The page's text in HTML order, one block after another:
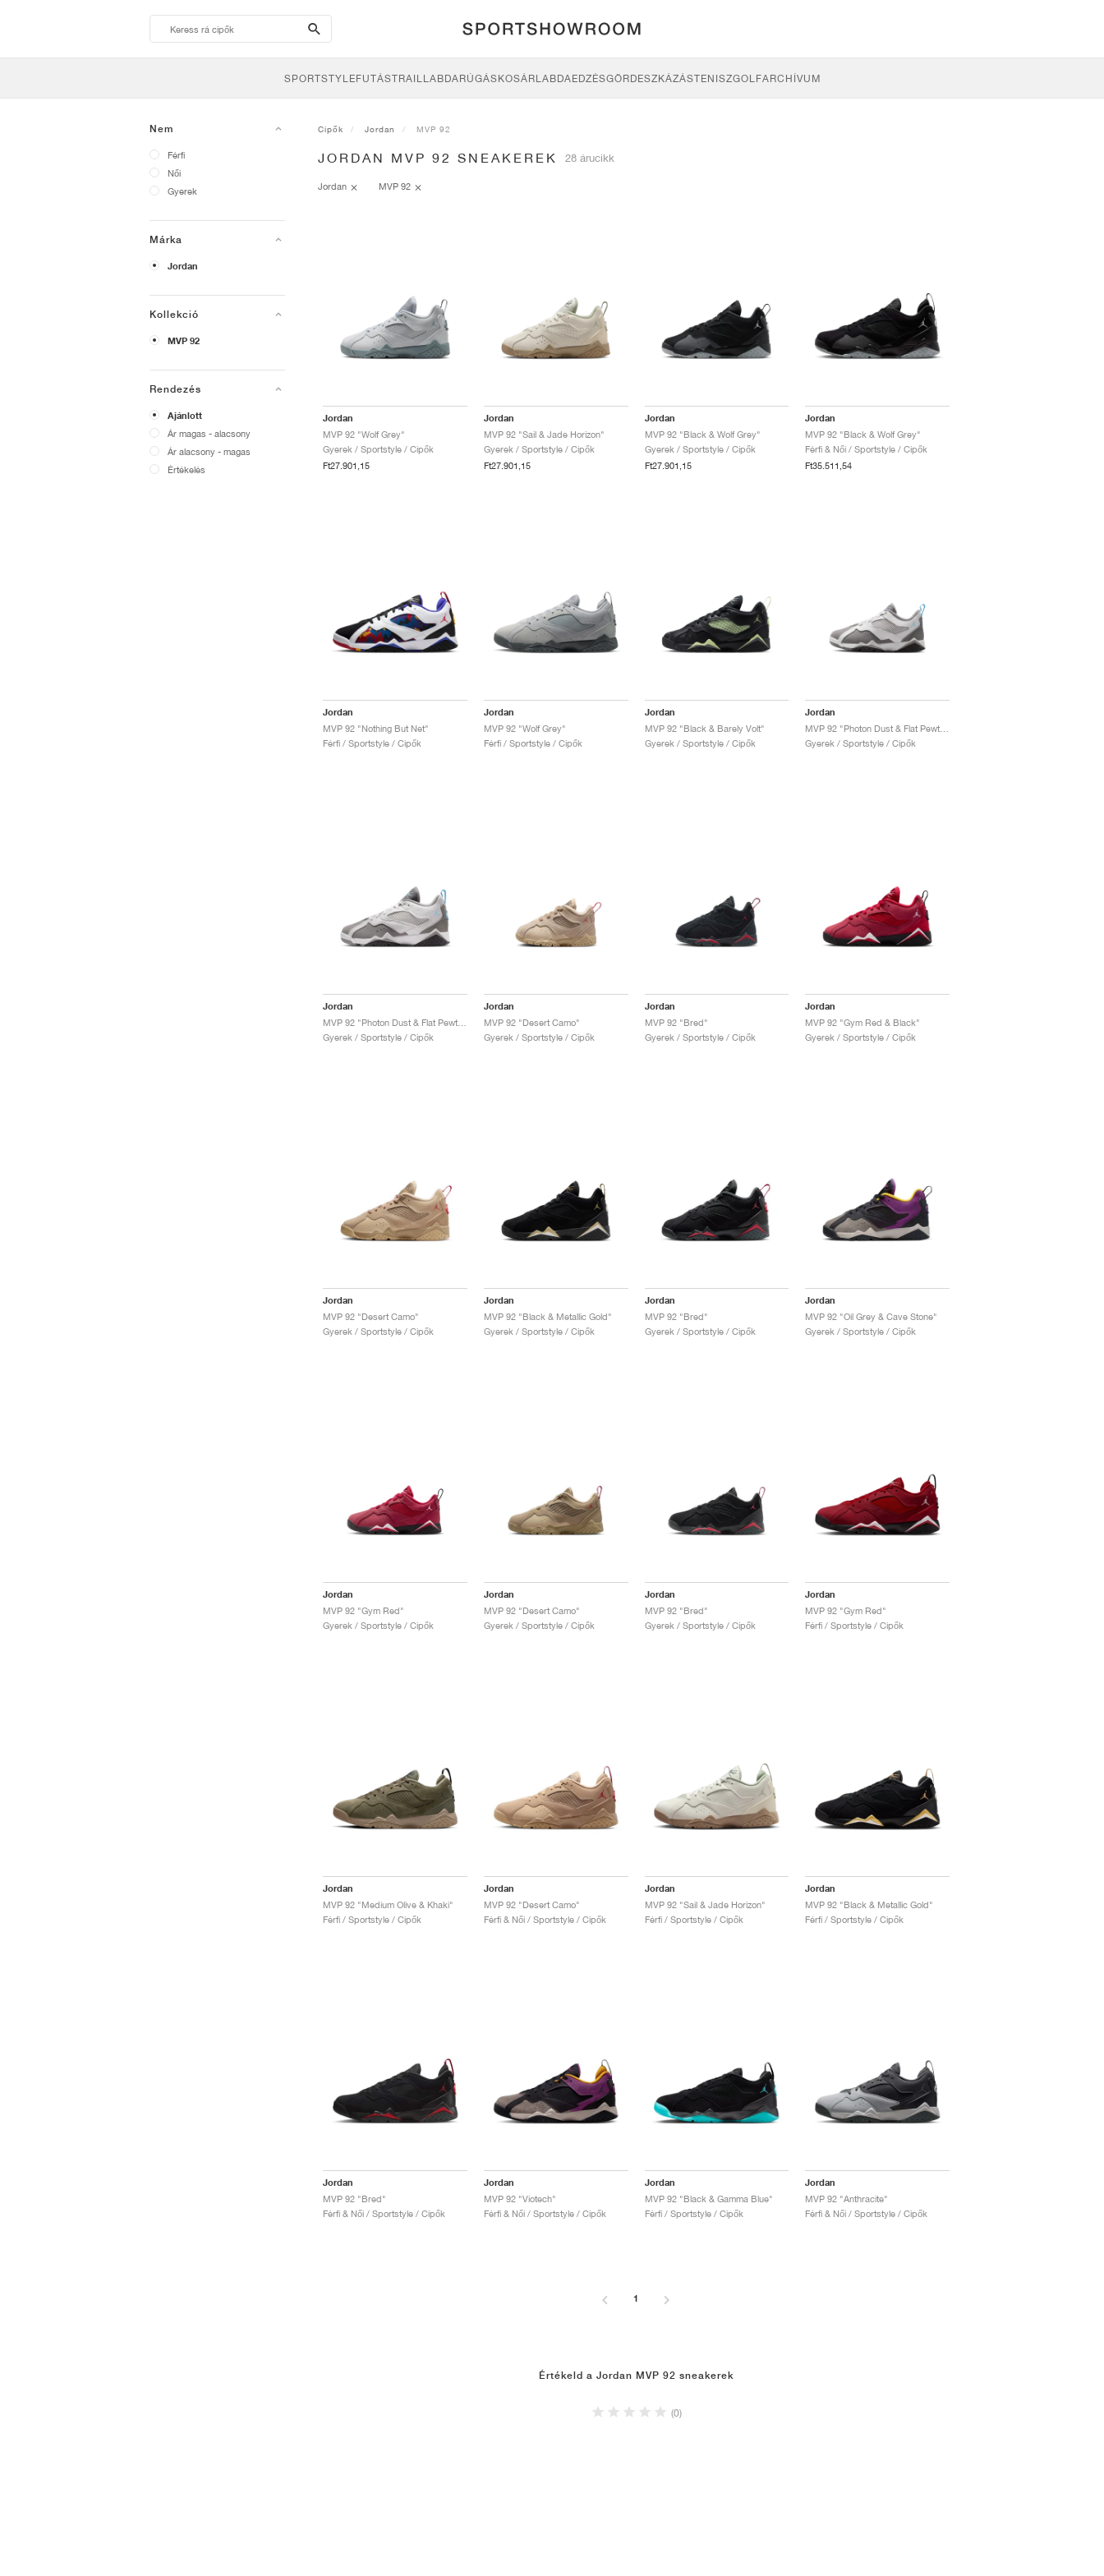
search-
btn
SPORTSTYLEFUTÁSTRAILLABDARÚGÁSKOSÁRLABDAEDZÉSGÖRDESZKÁZÁSTENISZGOLFARCHÍVUM
Nem
Férfi
Női
Gyerek
Márka
Jordan
Kollekció
MVP 92
Rendezés
Ajánlott
Ár magas - alacsony
Ár alacsony - magas
Értékelés
Cipők Jordan MVP 92
JORDAN MVP 92 SNEAKEREK 28 árucikk
Jordan MVP 92
Jordan
MVP 92 "Wolf Grey"
Gyerek / Sportstyle / Cipők
Ft27.901,15
Jordan
MVP 92 "Sail & Jade Horizon"
Gyerek / Sportstyle / Cipők
Ft27.901,15
Jordan
MVP 92 "Black & Wolf Grey"
Gyerek / Sportstyle / Cipők
Ft27.901,15
Jordan
MVP 92 "Black & Wolf Grey"
Férfi & Női / Sportstyle / Cipők
Ft35.511,54
Jordan
MVP 92 "Nothing But Net"
Férfi / Sportstyle / Cipők
Jordan
MVP 92 "Wolf Grey"
Férfi / Sportstyle / Cipők
Jordan
MVP 92 "Black & Barely Volt"
Gyerek / Sportstyle / Cipők
Jordan
Gyerek / Sportstyle / Cipők
Jordan
Gyerek / Sportstyle / Cipők
Jordan
MVP 92 "Desert Camo"
Gyerek / Sportstyle / Cipők
Jordan
MVP 92 "Bred"
Gyerek / Sportstyle / Cipők
Jordan
MVP 92 "Gym Red & Black"
Gyerek / Sportstyle / Cipők
Jordan
MVP 92 "Desert Camo"
Gyerek / Sportstyle / Cipők
Jordan
MVP 92 "Black & Metallic Gold"
Gyerek / Sportstyle / Cipők
Jordan
MVP 92 "Bred"
Gyerek / Sportstyle / Cipők
Jordan
MVP 92 "Oil Grey & Cave Stone"
Gyerek / Sportstyle / Cipők
Jordan
MVP 92 "Gym Red"
Gyerek / Sportstyle / Cipők
Jordan
MVP 92 "Desert Camo"
Gyerek / Sportstyle / Cipők
Jordan
MVP 92 "Bred"
Gyerek / Sportstyle / Cipők
Jordan
MVP 92 "Gym Red"
Férfi / Sportstyle / Cipők
Jordan
MVP 92 "Medium Olive & Khaki"
Férfi / Sportstyle / Cipők
Jordan
MVP 92 "Desert Camo"
Férfi & Női / Sportstyle / Cipők
Jordan
MVP 92 "Sail & Jade Horizon"
Férfi / Sportstyle / Cipők
Jordan
MVP 92 "Black & Metallic Gold"
Férfi / Sportstyle / Cipők
Jordan
MVP 92 "Bred"
Férfi & Női / Sportstyle / Cipők
Jordan
MVP 92 "Viotech"
Férfi & Női / Sportstyle / Cipők
Jordan
MVP 92 "Black & Gamma Blue"
Férfi / Sportstyle / Cipők
Jordan
MVP 92 "Anthracite"
Férfi & Női / Sportstyle / Cipők
1
Értékeld a Jordan MVP 92 sneakerek
(0)